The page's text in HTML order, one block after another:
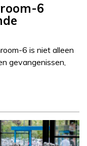
6
6 is niet alleen
gevangenissen,